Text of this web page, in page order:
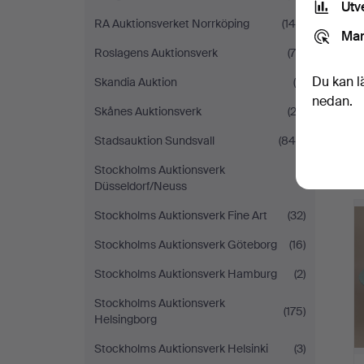
RA Auktionsverket Norrköping
(146)
Roslagens Auktionsverk
(70)
Skandia Auktion
(4)
Skånes Auktionsverk
(23)
Stadsauktion Sundsvall
(844)
Stockholms Auktionsverk
Düsseldorf/Neuss
(1)
Stockholms Auktionsverk Fine Art
(32)
Stockholms Auktionsverk Göteborg
(16)
Stockholms Auktionsverk Hamburg
(2)
Stockholms Auktionsverk
Helsingborg
(175)
Stockholms Auktionsverk Helsinki
(3)
Du kan
nedan.